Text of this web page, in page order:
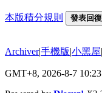
本版積分規則 發表回復
Archiver|手機版|小黑屋|
GMT+8, 2026-8-7 10:23